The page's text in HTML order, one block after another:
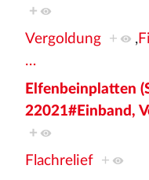
+
Vergoldung + ,
…
Elfenbeinplatten
22021#Einband,
+
Flachrelief +